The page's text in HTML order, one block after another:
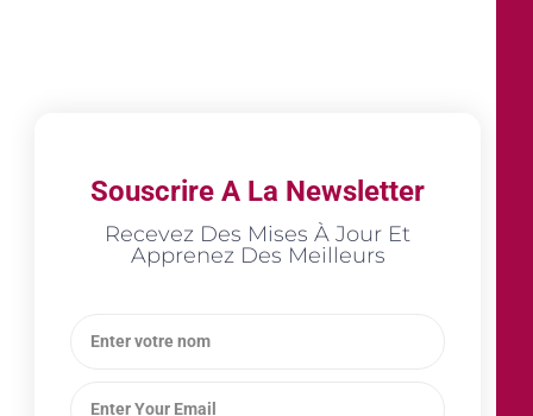
Souscrire A La Newsletter
Recevez Des Mises À Jour Et
Apprenez Des Meilleurs